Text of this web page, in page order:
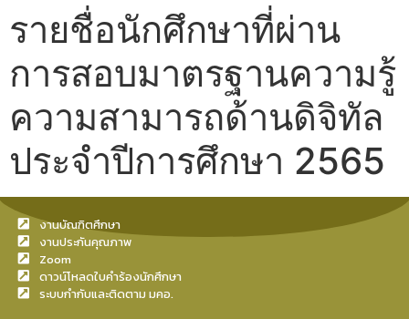
รายชื่อนักศึกษาที่ผ่าน
การสอบมาตรฐานความรู้
ความสามารถด้านดิจิทัล
ประจำปีการศึกษา 2565
งานบัณฑิตศึกษา
งานประกันคุณภาพ
Zoom
ดาวน์โหลดใบคำร้องนักศึกษา
ระบบกำกับและติดตาม มคอ.